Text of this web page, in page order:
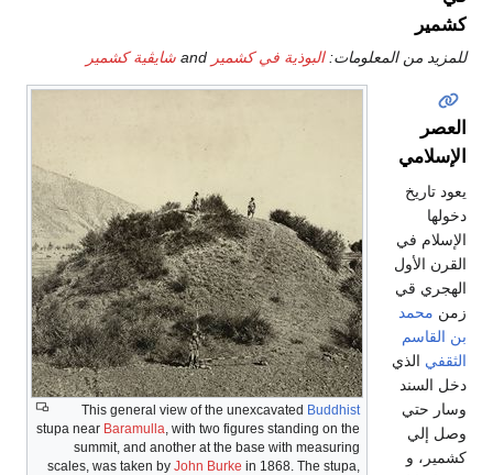
من المعلومات:البوذية في كشميرand شايڤية كشمير
This general view of the unexcavatedBuddhist
stupa nearBaramulla, with two figures standing on the
summit, and another at the base with measuring
scales, was taken byJohn Burkein 1868. The stupa,
تاريخ
في
الأول
قي
محمد
القاسم
الذي
السند
حتي
إلي
و